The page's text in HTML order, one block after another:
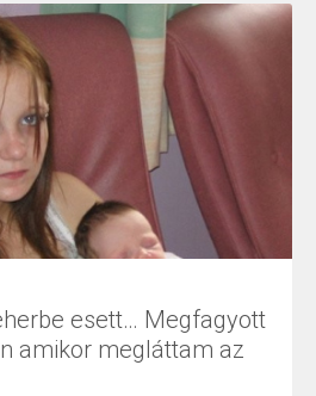
esett… Megfagyott
amikor megláttam az